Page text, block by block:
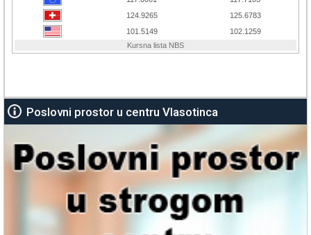
Poslovni prostor u centru Vlasotinca